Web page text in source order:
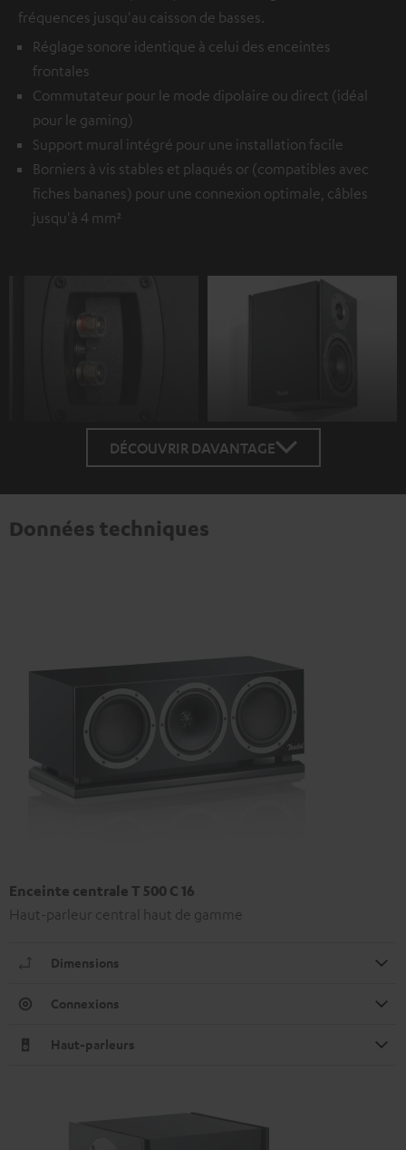
fréquences jusqu'au caisson de basses.
Réglage sonore identique à celui des enceintes
frontales
Commutateur pour le mode dipolaire ou direct (idéal
pour le gaming)
Support mural intégré pour une installation facile
Borniers à vis stables et plaqués or (compatibles avec
fiches bananes) pour une connexion optimale, câbles
jusqu'à 4 mm²
DÉCOUVRIR DAVANTAGE
Données techniques
Enceinte centrale T 500 C 16
Haut-parleur central haut de gamme
Dimensions
Connexions
Haut-parleurs